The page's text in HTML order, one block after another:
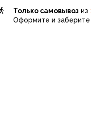
Только самовывоз из
Оформите и